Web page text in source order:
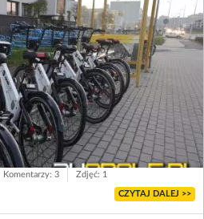
Komentarzy: 3 Zdjęć: 1
CZYTAJ DALEJ >>